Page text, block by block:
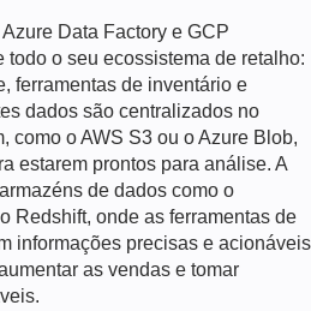
Data Factory e GCP
todo o seu ecossistema de retalho:
ferramentas de inventário e
dados são centralizados no
como o AWS S3 ou o Azure Blob,
estarem prontos para análise. A
de dados como o
Redshift, onde as ferramentas de
informações precisas e acionáveis
as vendas e tomar